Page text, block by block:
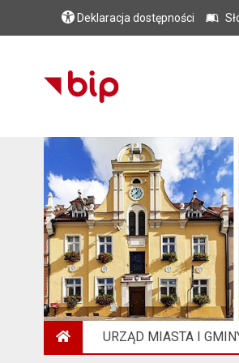
Deklaracja dostępności
URZĄD MIASTA I